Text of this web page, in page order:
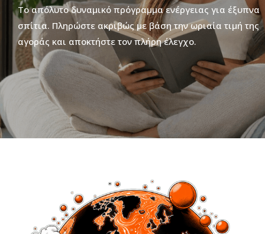
Το απόλυτο δυναμικό πρόγραμμα ενέργειας για έξυπνα
σπίτια. Πληρώστε ακριβώς με βάση την ωριαία τιμή της
αγοράς και αποκτήστε τον πλήρη έλεγχο.